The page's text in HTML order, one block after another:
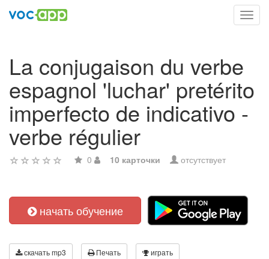
La conjugaison du verbe
espagnol 'luchar' pretérito
imperfecto de indicativo -
verbe régulier
0 10 карточки отсутствует
начать обучение
скачать mp3 Печать играть